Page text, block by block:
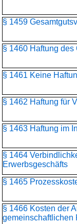
§ 1459
§ 1460 Haftung des
§ 1461 Keine
§ 1462 Haftung für
§ 1463 Haftung im
§ 1464
Erwerbsgeschäfts
§ 1465
§ 1466 Kosten der
gemeinschaftlichen